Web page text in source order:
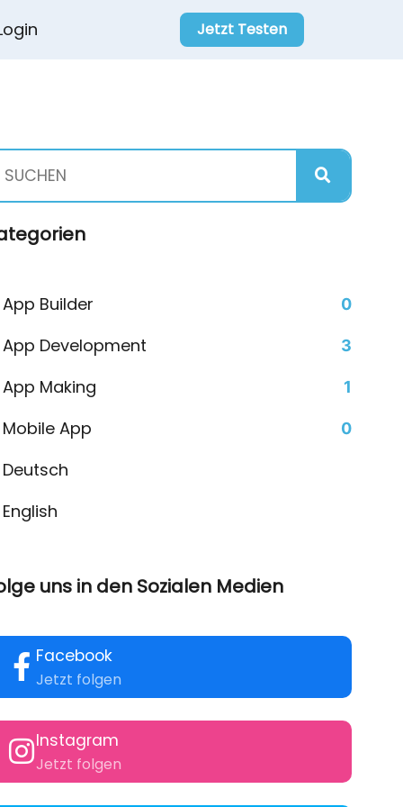
Jetzt Testen
App Builder 0
App Development 3
App Making 1
Mobile App 0
Deutsch
English
uns in den Sozialen Medien
Facebook
Jetzt folgen
Instagram
Jetzt folgen